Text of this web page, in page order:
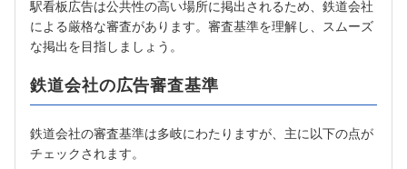
駅看板広告は公共性の高い場所に掲出されるため、鉄道会社
による厳格な審査があります。審査基準を理解し、スムーズ
な掲出を目指しましょう。
鉄道会社の広告審査基準
鉄道会社の審査基準は多岐にわたりますが、主に以下の点が
チェックされます。